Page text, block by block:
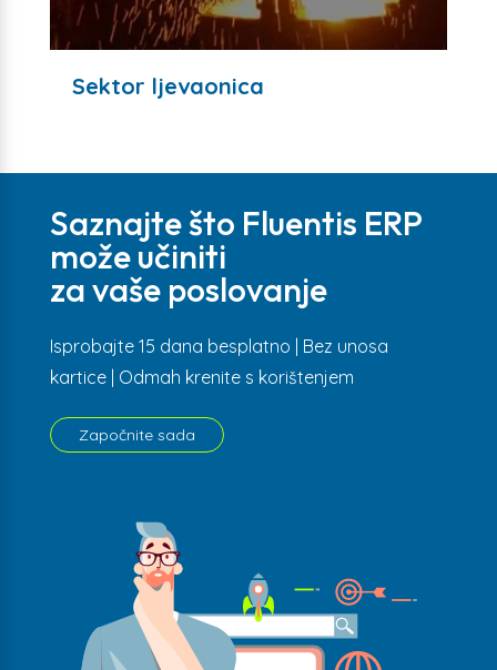
Sektor ljevaonica
Saznajte što Fluentis ERP
može učiniti
za vaše poslovanje
Isprobajte 15 dana besplatno | Bez unosa
kartice | Odmah krenite s korištenjem
Započnite sada